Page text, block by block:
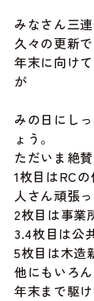
みなさん三
久々の更新で
年末に向け
みの日にし
ょう。
ただいま絶
1枚目はRC
人さん頑張っ
2枚目は事業
3.4枚目は公
5枚目は木造
他にもいろ
年末まで駆け